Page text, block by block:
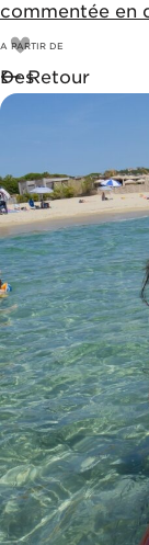
commentée en
A PARTIR DE
13€
15€
Retour
Des
Tous à l’eau